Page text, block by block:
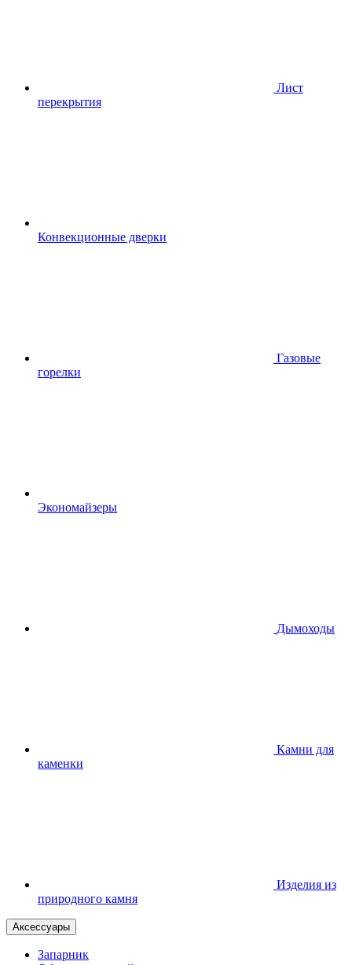
Лист
перекрытия
Конвекционные дверки
Газовые
горелки
Экономайзеры
Дымоходы
Камни для
каменки
Изделия из
природного камня
Аксессуары
Запарник